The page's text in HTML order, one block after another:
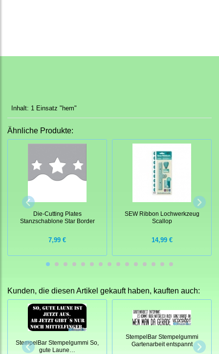
Inhalt: 1 Einsatz "hem"
Ähnliche Produkte:
Die-Cutting Plates
Stanzschablone Star Border
7,99 €
SEW Ribbon Lochwerkzeug
Scallop
14,99 €
Kunden, die diesen Artikel gekauft haben, kauften auch:
StempelBar Stempelgummi So,
gute Laune…
StempelBar Stempelgummi
Gartenarbeit entspannt